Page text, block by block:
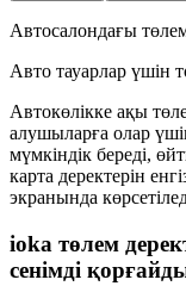
Автосалондағы
Авто тауарлар үшін
Автокөлікке ақы
алушыларға олар
мүмкіндік береді,
карта деректерін
экранында
ioka төлем
сенімді